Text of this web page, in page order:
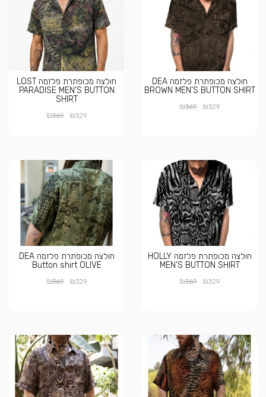
חולצה מכופתרת פלזמה DEA
BROWN MEN’S BUTTON SHIRT
₪329
₪369
חולצה מכופתרת פלזמה LOST
PARADISE MEN’S BUTTON
SHIRT
₪329
₪369
חולצה מכופתרת פלזמה HOLLY
MEN’S BUTTON SHIRT
₪329
₪369
חולצה מכופתרת פלזמה DEA
Button shirt OLIVE
₪329
₪369